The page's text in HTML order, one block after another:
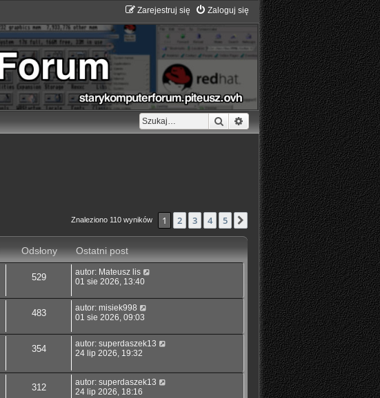
Zaloguj się
Zarejestruj się
Szukaj Wyszukiwanie zaawansowane
Znaleziono 110 wyników 1 2 3 4 5 Następna
Odsłony
Ostatni post
529 autor: Mateusz lis
01 sie 2026, 13:40
483 autor: misiek998
01 sie 2026, 09:03
354 autor: superdaszek13
24 lip 2026, 19:32
312 autor: superdaszek13
24 lip 2026, 18:16